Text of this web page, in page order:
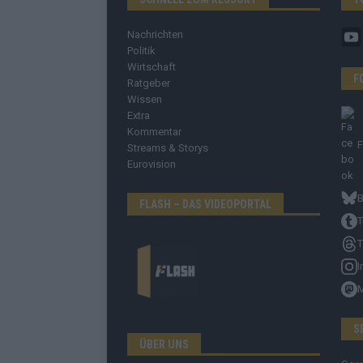
Nachrichten
Politik
Wirtschaft
Ratgeber
Wissen
Extra
Kommentar
Streams & Storys
Eurovision
FLASH – DAS VIDEOPORTAL
ÜBER UNS